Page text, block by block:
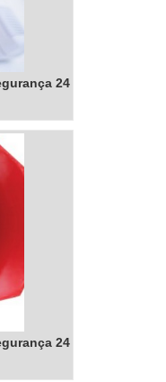
equipe da
contar
24
24